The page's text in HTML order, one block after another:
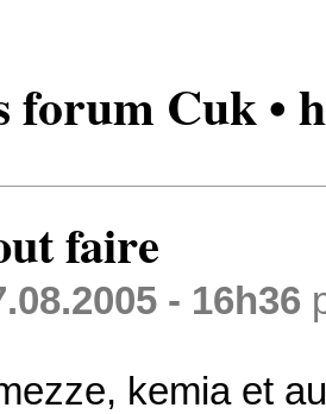
forum Cuk •
faire
- 16h36
kemia et